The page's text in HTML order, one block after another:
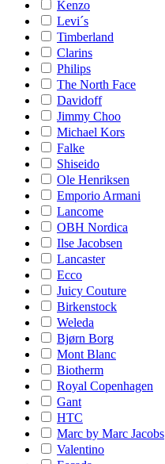
Kenzo
Levi´s
Timberland
Clarins
Philips
The North Face
Davidoff
Jimmy Choo
Michael Kors
Falke
Shiseido
Ole Henriksen
Emporio Armani
Lancome
OBH Nordica
Ilse Jacobsen
Lancaster
Ecco
Juicy Couture
Birkenstock
Weleda
Bjørn Borg
Mont Blanc
Biotherm
Royal Copenhagen
Gant
HTC
Marc by Marc Jacobs
Valentino